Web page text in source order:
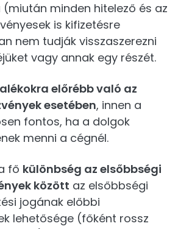
minden hitelező és az
is kifizetésre
nem tudják visszaszerezni
vagy annak egy részét.
előrébb való az
esetében, innen a
fontos, ha a dolgok
menni a cégnél.
fő különbség az elsőbbségi
között az elsőbbségi
jogának előbbi
lehetősége (főként rossz